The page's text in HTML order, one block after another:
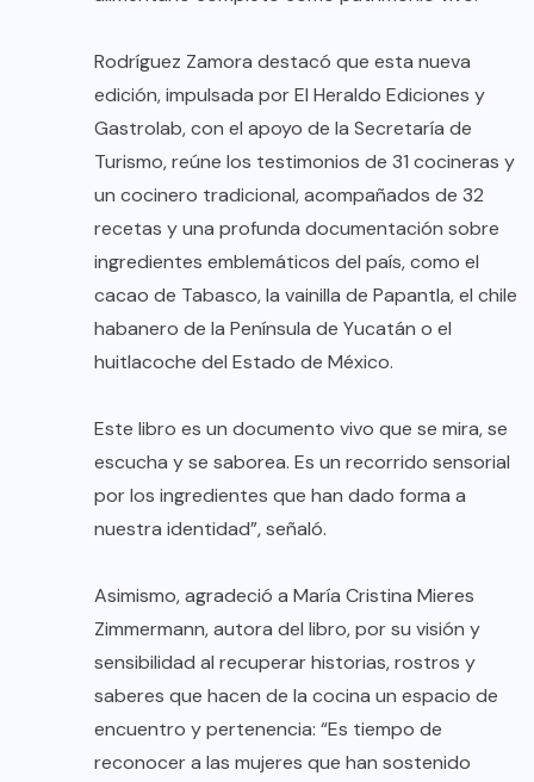
Rodríguez Zamora destacó que esta nueva
edición, impulsada por El Heraldo Ediciones y
Gastrolab, con el apoyo de la Secretaría de
Turismo, reúne los testimonios de 31 cocineras y
un cocinero tradicional, acompañados de 32
recetas y una profunda documentación sobre
ingredientes emblemáticos del país, como el
cacao de Tabasco, la vainilla de Papantla, el chile
habanero de la Península de Yucatán o el
huitlacoche del Estado de México.
Este libro es un documento vivo que se mira, se
escucha y se saborea. Es un recorrido sensorial
por los ingredientes que han dado forma a
nuestra identidad”, señaló.
Asimismo, agradeció a María Cristina Mieres
Zimmermann, autora del libro, por su visión y
sensibilidad al recuperar historias, rostros y
saberes que hacen de la cocina un espacio de
encuentro y pertenencia: “Es tiempo de
reconocer a las mujeres que han sostenido